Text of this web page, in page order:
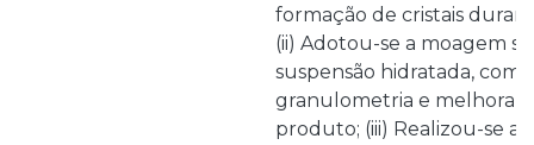
formação de cristais
(ii) Adotou-se a moagem
suspensão hidratada,
granulometria e melhorar
produto; (iii) Realizou-se a